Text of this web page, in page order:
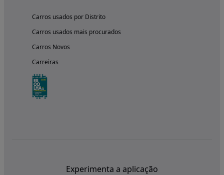
Carros usados por Distrito
Carros usados mais procurados
Carros Novos
Carreiras
Experimenta a aplicação